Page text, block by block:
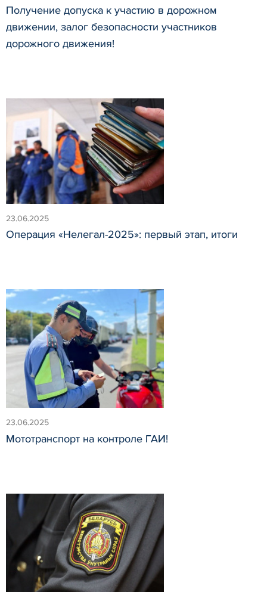
Получение допуска к участию в дорожном
движении, залог безопасности участников
дорожного движения!
23.06.2025
Операция «Нелегал-2025»: первый этап, итоги
23.06.2025
Мототранспорт на контроле ГАИ!